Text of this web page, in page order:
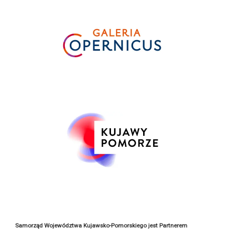
Samorząd Województwa Kujawsko-Pomorskiego jest Partnerem